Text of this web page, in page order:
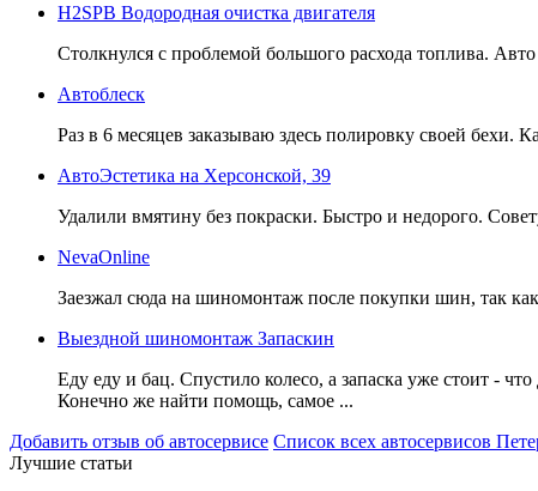
H2SPB Водородная очистка двигателя
Столкнулся с проблемой большого расхода топлива.
Автоблеск
Раз в 6 месяцев заказываю здесь полировку своей бехи.
АвтоЭстетика на Херсонской, 39
Удалили вмятину без покраски. Быстро и недорого.
NevaOnline
Заезжал сюда на шиномонтаж после покупки шин, так
Выездной шиномонтаж Запаскин
Еду еду и бац. Спустило колесо, а запаска уже стоит - что
Конечно же найти помощь, самое ...
Добавить отзыв об автосервисе Список всех автосервисов
Лучшие статьи